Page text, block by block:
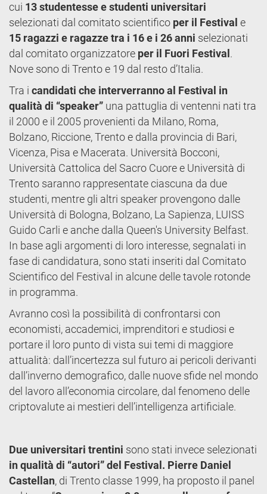
cui 13 studentesse e studenti universitari
selezionati dal comitato scientifico per il Festival e
15 ragazzi e ragazze tra i 16 e i 26 anni selezionati
dal comitato organizzatore per il Fuori Festival .
Nove sono di Trento e 19 dal resto d’Italia.
Tra i candidati che interverranno al Festival in
qualità di “speaker” una pattuglia di ventenni nati tra
il 2000 e il 2005 provenienti da Milano, Roma,
Bolzano, Riccione, Trento e dalla provincia di Bari,
Vicenza, Pisa e Macerata. Università Bocconi,
Università Cattolica del Sacro Cuore e Università di
Trento saranno rappresentate ciascuna da due
studenti, mentre gli altri speaker provengono dalle
Università di Bologna, Bolzano, La Sapienza, LUISS
Guido Carli e anche dalla Queen's University Belfast.
In base agli argomenti di loro interesse, segnalati in
fase di candidatura, sono stati inseriti dal Comitato
Scientifico del Festival in alcune delle tavole rotonde
in programma.
Avranno così la possibilità di confrontarsi con
economisti, accademici, imprenditori e studiosi e
portare il loro punto di vista sui temi di maggiore
attualità: dall’incertezza sul futuro ai pericoli derivanti
dall’inverno demografico, dalle nuove sfide nel mondo
del lavoro all’economia circolare, dal fenomeno delle
criptovalute ai mestieri dell’intelligenza artificiale.
Due universitari trentini sono stati invece selezionati
in qualità di “autori” del Festival. Pierre Daniel
Castellan, di Trento classe 1999, ha proposto il panel